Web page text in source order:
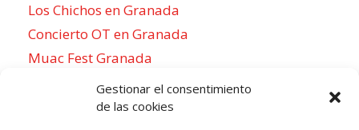
Gestionar el consentimiento
de las cookies
Los Chichos en Granada
Concierto OT en Granada
Muac Fest Granada
Concierto de Saiko en Granada